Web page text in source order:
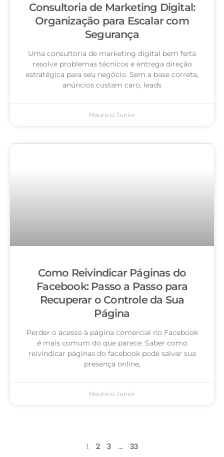
Consultoria de Marketing Digital:
Organização para Escalar com
Segurança
Uma consultoria de marketing digital bem feita
resolve problemas técnicos e entrega direção
estratégica para seu negócio. Sem a base correta,
anúncios custam caro, leads
Mauricio Junior
Como Reivindicar Páginas do
Facebook: Passo a Passo para
Recuperar o Controle da Sua
Página
Perder o acesso à página comercial no Facebook
é mais comum do que parece. Saber como
reivindicar páginas do facebook pode salvar sua
presença online,
Mauricio Junior
1 2 3 … 33